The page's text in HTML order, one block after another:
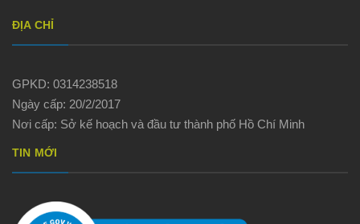
ĐỊA CHỈ
GPKD: 0314238518
Ngày cấp: 20/2/2017
Nơi cấp: Sở kế hoạch và đầu tư thành phố Hồ Chí Minh
TIN MỚI